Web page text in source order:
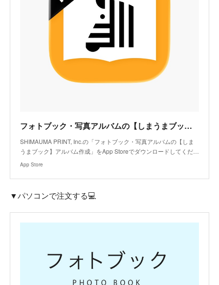
フォトブック・写真アルバムの【しまうまブック】アルバム作成アプリ - App Store
SHIMAUMA PRINT, Inc.の「フォトブック・写真アルバムの【しま
うまブック】アルバム作成」をApp Storeでダウンロードしてくだ…
App Store
▼パソコンで注文する💻